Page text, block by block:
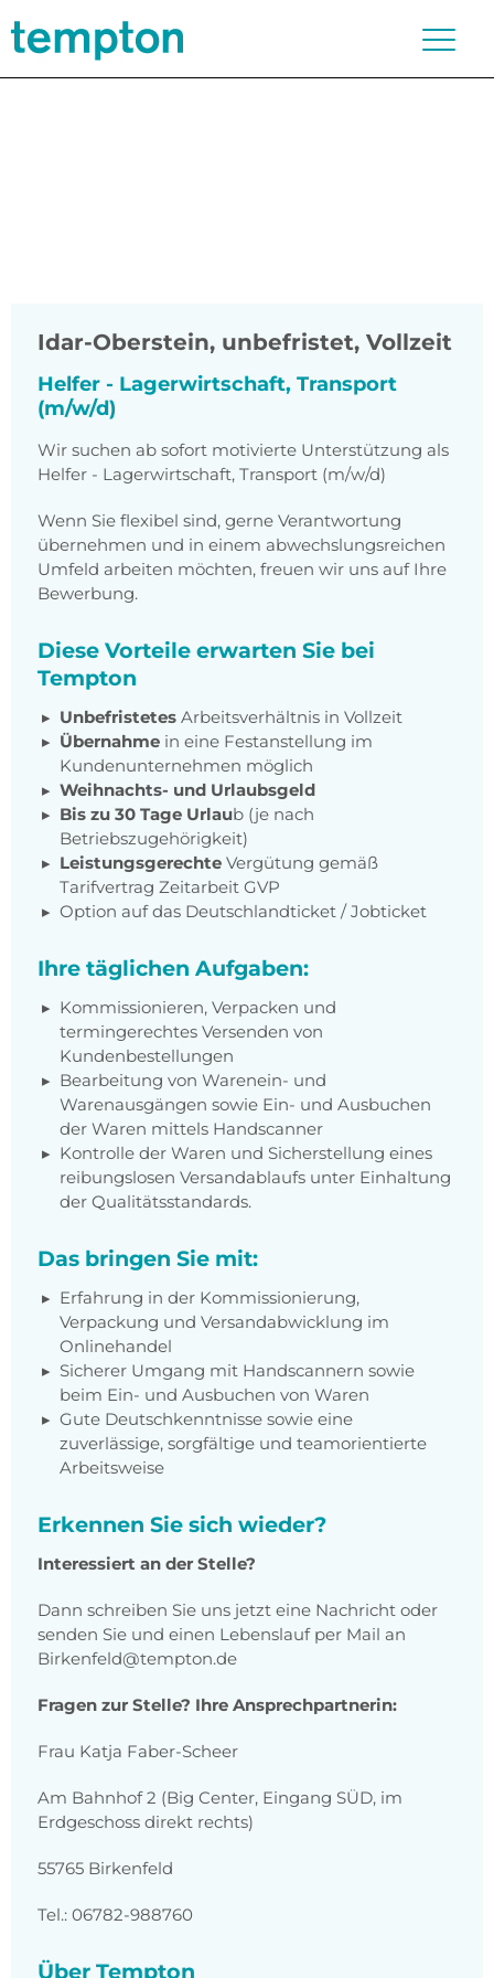
Idar-Oberstein, unbefristet, Vollzeit
Helfer - Lagerwirtschaft, Transport
(m/w/d)
Wir suchen ab sofort motivierte Unterstützung als
Helfer - Lagerwirtschaft, Transport (m/w/d)
Wenn Sie flexibel sind, gerne Verantwortung
übernehmen und in einem abwechslungsreichen
Umfeld arbeiten möchten, freuen wir uns auf Ihre
Bewerbung.
Diese Vorteile erwarten Sie bei
Tempton
Unbefristetes Arbeitsverhältnis in Vollzeit
Übernahme in eine Festanstellung im
Kundenunternehmen möglich
Weihnachts- und Urlaubsgeld
Bis zu 30 Tage Urlaub (je nach
Betriebszugehörigkeit)
Leistungsgerechte Vergütung gemäß
Tarifvertrag Zeitarbeit GVP
Option auf das Deutschlandticket / Jobticket
Ihre täglichen Aufgaben:
Kommissionieren, Verpacken und
termingerechtes Versenden von
Kundenbestellungen
Bearbeitung von Warenein- und
Warenausgängen sowie Ein- und Ausbuchen
der Waren mittels Handscanner
Kontrolle der Waren und Sicherstellung eines
reibungslosen Versandablaufs unter Einhaltung
der Qualitätsstandards.
Das bringen Sie mit:
Erfahrung in der Kommissionierung,
Verpackung und Versandabwicklung im
Onlinehandel
Sicherer Umgang mit Handscannern sowie
beim Ein- und Ausbuchen von Waren
Gute Deutschkenntnisse sowie eine
zuverlässige, sorgfältige und teamorientierte
Arbeitsweise
Erkennen Sie sich wieder?
Interessiert an der Stelle?
Dann schreiben Sie uns jetzt eine Nachricht oder
senden Sie und einen Lebenslauf per Mail an
Birkenfeld@tempton.de
Fragen zur Stelle? Ihre Ansprechpartnerin:
Frau Katja Faber-Scheer
Am Bahnhof 2 (Big Center, Eingang SÜD, im
Erdgeschoss direkt rechts)
55765 Birkenfeld
Tel.: 06782-988760
Über Tempton